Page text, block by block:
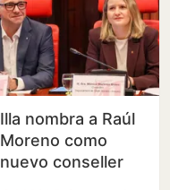
Illa nombra a Raúl
Moreno como
nuevo conseller